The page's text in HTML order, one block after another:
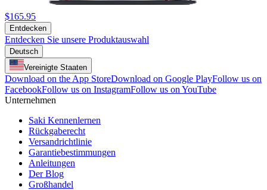
$165.95
Entdecken
Entdecken Sie unsere Produktauswahl
Deutsch
Vereinigte Staaten
Download on the App StoreDownload on Google PlayFollow us on
FacebookFollow us on InstagramFollow us on YouTube
Unternehmen
Saki Kennenlernen
Rückgaberecht
Versandrichtlinie
Garantiebestimmungen
Anleitungen
Der Blog
Großhandel